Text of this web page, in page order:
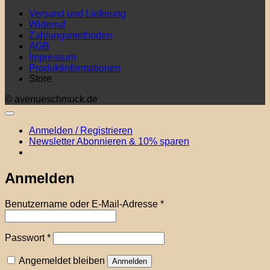
Versand und Lieferung
Widerruf
Zahlungsmethoden
AGB
Impressum
Produktinformationen
Store
© avenueschmuck.de
Anmelden / Registrieren
Newsletter Abonnieren & 10% sparen
Anmelden
Benutzername oder E-Mail-Adresse *Erforderlich
Passwort*Erforderlich
Angemeldet bleiben Anmelden